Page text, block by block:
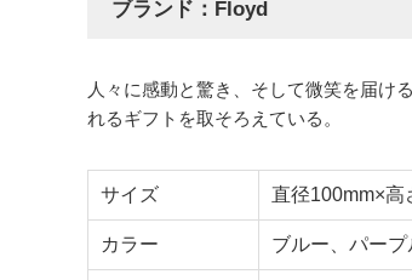
ブランド：Floyd
人々に感動と驚き、そして微笑を届け
れるギフトを取そろえている。
サイズ 直径100mm×高
カラー ブルー、パー